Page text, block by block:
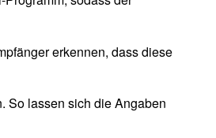
erkennen, dass diese
So lassen sich die Angaben